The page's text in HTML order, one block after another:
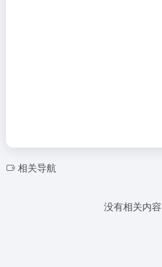
相关导航
没有相关内